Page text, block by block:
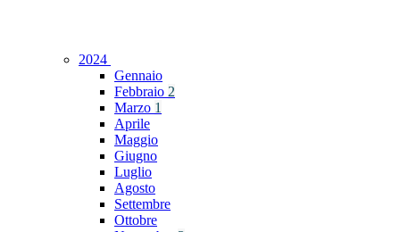
2024
Gennaio
Febbraio 2
Marzo 1
Aprile
Maggio
Giugno
Luglio
Agosto
Settembre
Ottobre